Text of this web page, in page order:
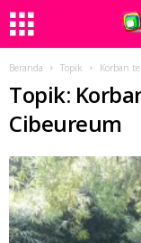
Beranda Topik Korban
Topik:
Cibeureum